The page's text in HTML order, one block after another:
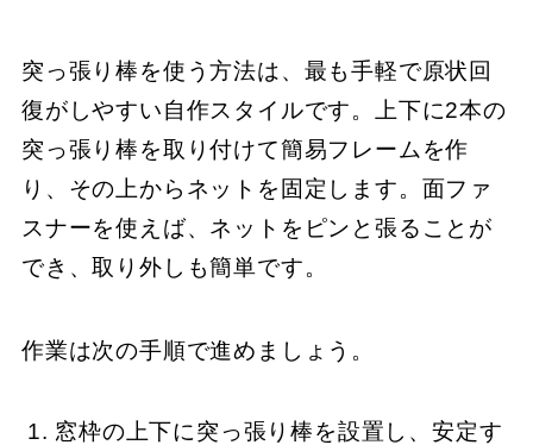
突っ張り棒を使う方法は、最も手軽で原状回
復がしやすい自作スタイルです。上下に2本の
突っ張り棒を取り付けて簡易フレームを作
り、その上からネットを固定します。面ファ
スナーを使えば、ネットをピンと張ることが
でき、取り外しも簡単です。
作業は次の手順で進めましょう。
窓枠の上下に突っ張り棒を設置し、安定す